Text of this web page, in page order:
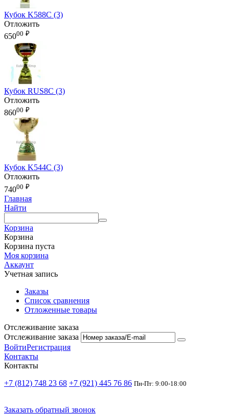
Кубок K588C (3)
Отложить
65000 ₽
Кубок RUS8C (3)
Отложить
86000 ₽
Кубок K544C (3)
Отложить
74000 ₽
Главная
Найти
Корзина
Корзина
Корзина пуста
Моя корзина
Аккаунт
Учетная запись
Заказы
Список сравнения
Отложенные товары
Отслеживание заказа
Отслеживание заказа
ВойтиРегистрация
Контакты
Контакты
+7 (812) 748 23 68 +7 (921) 445 76 86 Пн-Пт: 9:00-18:00
Заказать обратный звонок